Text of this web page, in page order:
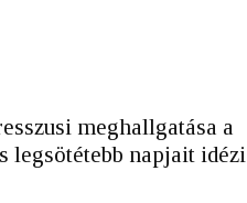
meghallgatása a
legsötétebb napjait idézi